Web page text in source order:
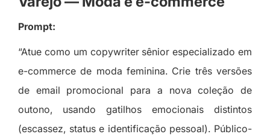
Prompt:
“Atue como um copywriter sênior especializado em
e-commerce de moda feminina. Crie três versões
de email promocional para a nova coleção de
outono, usando gatilhos emocionais distintos
(escassez, status e identificação pessoal). Público-